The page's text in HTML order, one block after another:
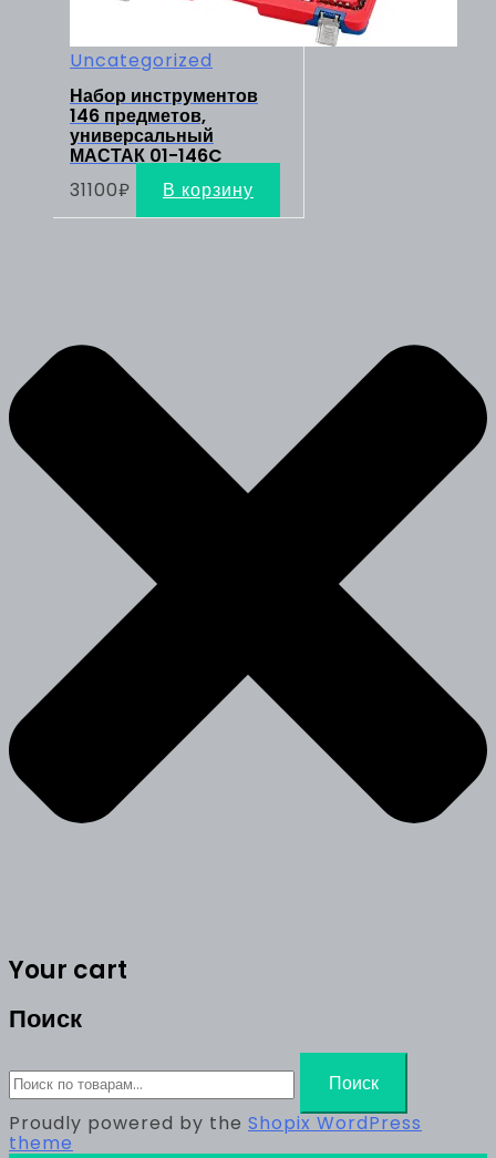
Uncategorized
Набор инструментов
146 предметов,
универсальный
МАСТАК 01-146C
31100₽ В корзину
Your cart
Поиск
Поиск
Proudly powered by the Shopix WordPress
theme